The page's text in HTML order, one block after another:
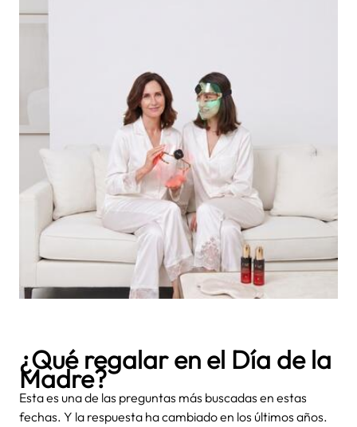
¿Qué regalar en el Día de la
Madre?
Esta es una de las preguntas más buscadas en estas
fechas. Y la respuesta ha cambiado en los últimos años.